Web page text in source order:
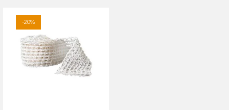
-20%